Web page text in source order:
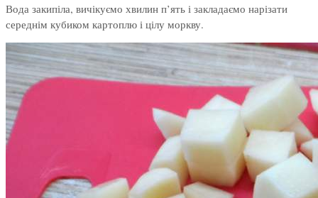
Вода закипіла, вичікуємо хвилин п’ять і закладаємо нарізати
середнім кубиком картоплю і цілу моркву.